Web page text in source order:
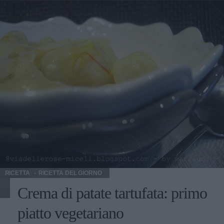
che piace a tutti. Poi per il divino abbinamento con i frutti
di mare. E poi perché gli spaghetti sono buoni comunque.
Li abbiamo trovati cucinati all’arrabbiata, in uno dei piatti
più famosi della cucina romana. Con le bietole, in un
gustoso primo piatto vegetariano. E ancora semplicemente
con erbe aromatiche. Una pietanza per intenditori. Il vino
Grignolino d’Asti Doc Vino da tutto pasto, si adatta ad
antipasti e ai primi, a piatti leggeri moderatamente grassi.
ambiente. La giusta temperatura di degustazione può
variare tra i 15° e i 18°.
RICETTA RICETTA DEL GIORNO
Crema di patate tartufata: primo
piatto vegetariano